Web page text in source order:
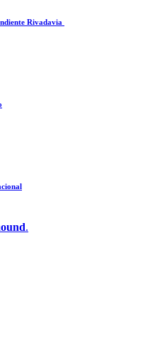
Rivadavia
.